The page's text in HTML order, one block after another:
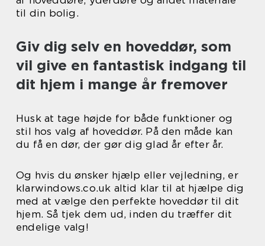
til din bolig.
Giv dig selv en hoveddør, som
vil give en fantastisk indgang til
dit hjem i mange år fremover
Husk at tage højde for både funktioner og
stil hos valg af hoveddør. På den måde kan
du få en dør, der gør dig glad år efter år.
Og hvis du ønsker hjælp eller vejledning, er
klarwindows.co.uk altid klar til at hjælpe dig
med at vælge den perfekte hoveddør til dit
hjem. Så tjek dem ud, inden du træffer dit
endelige valg!